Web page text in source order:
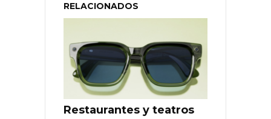
RELACIONADOS
Restaurantes y teatros